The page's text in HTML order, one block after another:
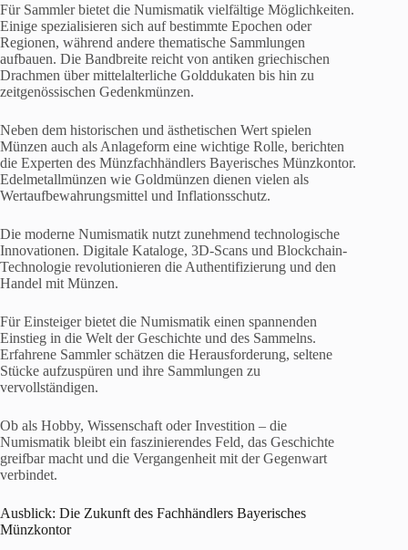
Für Sammler bietet die Numismatik vielfältige Möglichkeiten.
Einige spezialisieren sich auf bestimmte Epochen oder
Regionen, während andere thematische Sammlungen
aufbauen. Die Bandbreite reicht von antiken griechischen
Drachmen über mittelalterliche Golddukaten bis hin zu
zeitgenössischen Gedenkmünzen.
Neben dem historischen und ästhetischen Wert spielen
Münzen auch als Anlageform eine wichtige Rolle, berichten
die Experten des Münzfachhändlers Bayerisches Münzkontor.
Edelmetallmünzen wie Goldmünzen dienen vielen als
Wertaufbewahrungsmittel und Inflationsschutz.
Die moderne Numismatik nutzt zunehmend technologische
Innovationen. Digitale Kataloge, 3D-Scans und Blockchain-
Technologie revolutionieren die Authentifizierung und den
Handel mit Münzen.
Für Einsteiger bietet die Numismatik einen spannenden
Einstieg in die Welt der Geschichte und des Sammelns.
Erfahrene Sammler schätzen die Herausforderung, seltene
Stücke aufzuspüren und ihre Sammlungen zu
vervollständigen.
Ob als Hobby, Wissenschaft oder Investition – die
Numismatik bleibt ein faszinierendes Feld, das Geschichte
greifbar macht und die Vergangenheit mit der Gegenwart
verbindet.
Ausblick: Die Zukunft des Fachhändlers Bayerisches
Münzkontor